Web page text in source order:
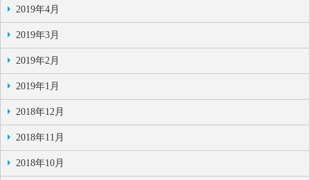
2019年4月
2019年3月
2019年2月
2019年1月
2018年12月
2018年11月
2018年10月